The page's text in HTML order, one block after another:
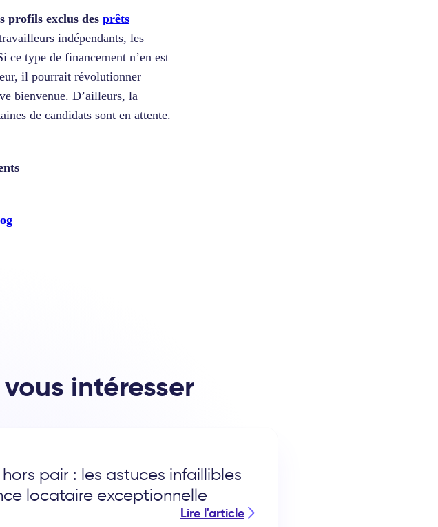
profils exclus des prêts
indépendants, les
ce type de financement n’en est
il pourrait révolutionner
bienvenue. D’ailleurs, la
de candidats sont en attente.
intéresser
pair : les astuces infaillibles
locataire exceptionnelle
Lire l'article